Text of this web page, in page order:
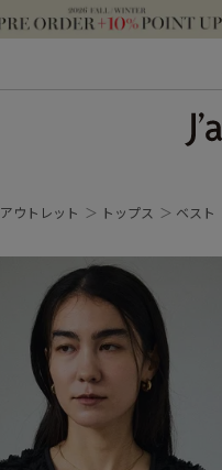
アウトレット トップス ベスト